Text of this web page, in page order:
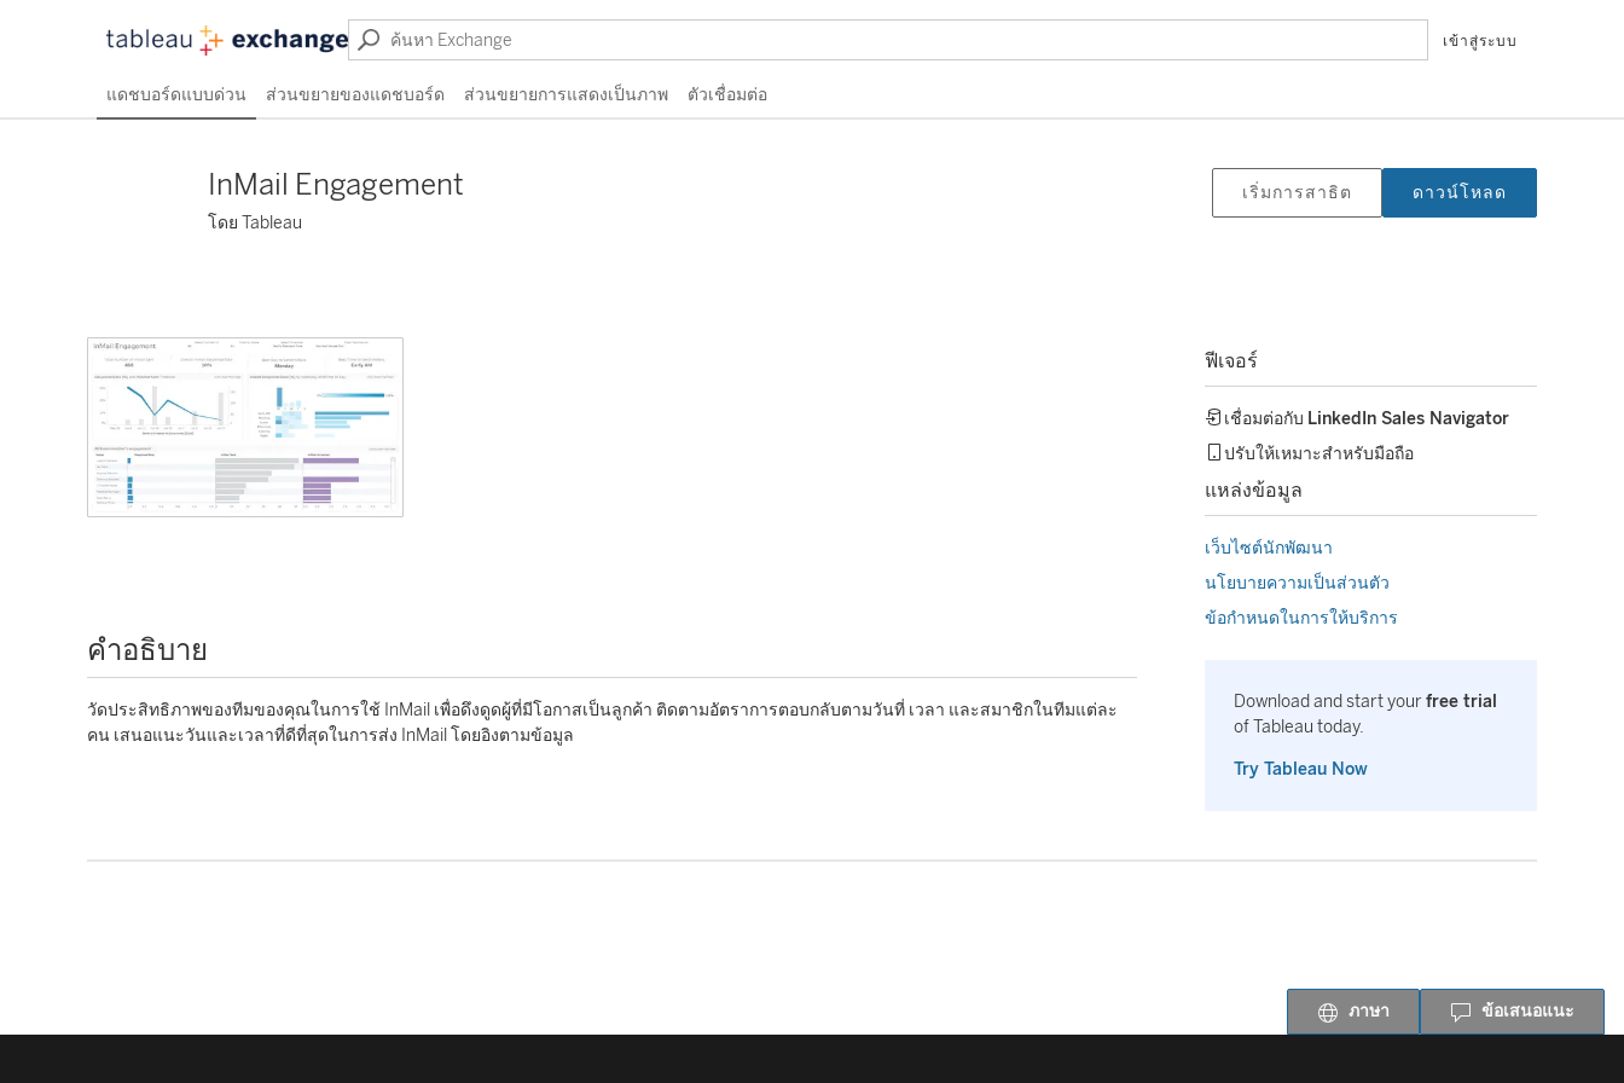
เข้าสู่ระบบ
แดชบอร์ดแบบด่วน ส่วนขยายของแดชบอร์ด ส่วนขยายการแสดงเป็นภาพ ตัวเชื่อมต่อ
InMail Engagement
โดย Tableau
เริ่มการสาธิต ดาวน์โหลด
คำอธิบาย
วัดประสิทธิภาพของทีมของคุณในการใช้ InMail เพื่อดึงดูดผู้ที่มีโอกาสเป็นลูกค้า ติดตามอัตราการตอบกลับตามวันที่ เวลา และสมาชิกในทีมแต่ละ
คน เสนอแนะวันและเวลาที่ดีที่สุดในการส่ง InMail โดยอิงตามข้อมูล
ฟีเจอร์
เชื่อมต่อกับ LinkedIn Sales Navigator
ปรับให้เหมาะสำหรับมือถือ
แหล่งข้อมูล
เว็บไซต์นักพัฒนา
นโยบายความเป็นส่วนตัว
ข้อกำหนดในการให้บริการ
Download and start yourfree trial
of Tableau today.
Try Tableau Now
ภาษา ข้อเสนอแนะ